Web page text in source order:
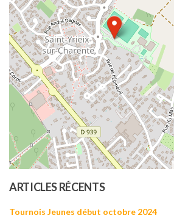
ARTICLES RÉCENTS
Tournois Jeunes début octobre 2024